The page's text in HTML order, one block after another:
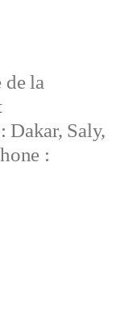
de la
Dakar, Saly,
: